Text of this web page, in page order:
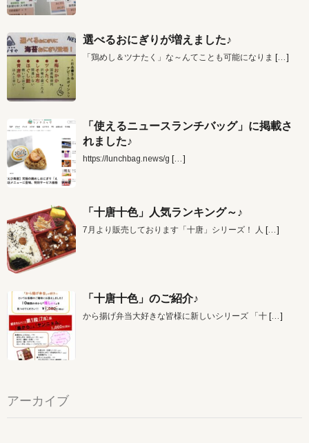
選べるおにぎりが増えました♪
「鶏めし＆ツナたく」な～んてことも可能になりま […]
「使えるニュースランチバッグ」に掲載さ
れました♪
https://lunchbag.news/g […]
「十唐十色」人気ランキング～♪
7月より販売しております「十唐」シリーズ！ 人 […]
「十唐十色」のご紹介♪
から揚げ弁当大好きな皆様に新しいシリーズ 「十 […]
アーカイブ